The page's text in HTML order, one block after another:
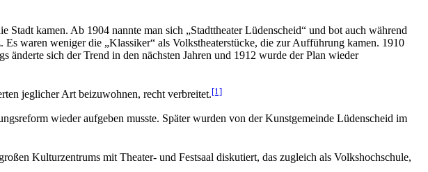
Stadt kamen. Ab 1904 nannte man sich „Stadttheater Lüdenscheid“ und bot auch während
waren weniger die „Klassiker“ als Volkstheaterstücke, die zur Aufführung kamen. 1910
änderte sich der Trend in den nächsten Jahren und 1912 wurde der Plan wieder
jeglicher Art beizuwohnen, recht verbreitet.[1]
wieder aufgeben musste. Später wurden von der Kunstgemeinde Lüdenscheid im
Kulturzentrums mit Theater- und Festsaal diskutiert, das zugleich als Volkshochschule,